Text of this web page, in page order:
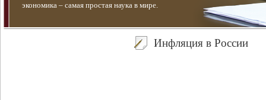
экономика – самая простая наука в мире.
Инфляция в России